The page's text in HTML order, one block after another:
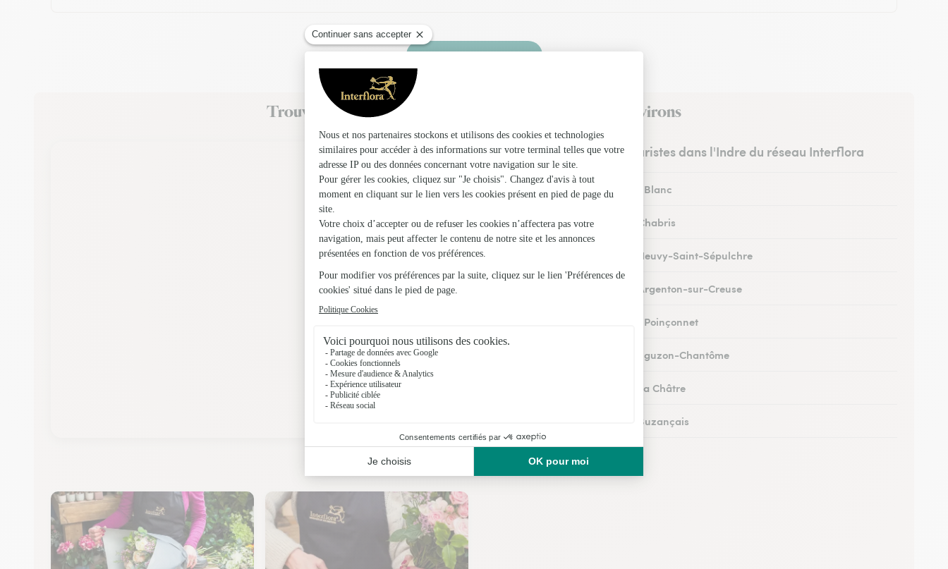
Faire livrer des fleurs
Trouvez un fleuriste Interflora à Heugnes et dans ses environs
Les fleuristes dans l'Indre du réseau Interflora
Fleuristes au Blanc
Fleuristes à Chabris
Fleuristes à Neuvy-Saint-Sépulchre
Fleuristes à Argenton-sur-Creuse
Fleuristes au Poinçonnet
Fleuristes à Éguzon-Chantôme
Fleuristes à La Châtre
Fleuristes à Buzançais
Nos fleuristes à Heugnes